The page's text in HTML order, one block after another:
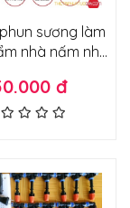
sương làm
nhà nấm nhà
hàng lắp trực
vòi nước
đ